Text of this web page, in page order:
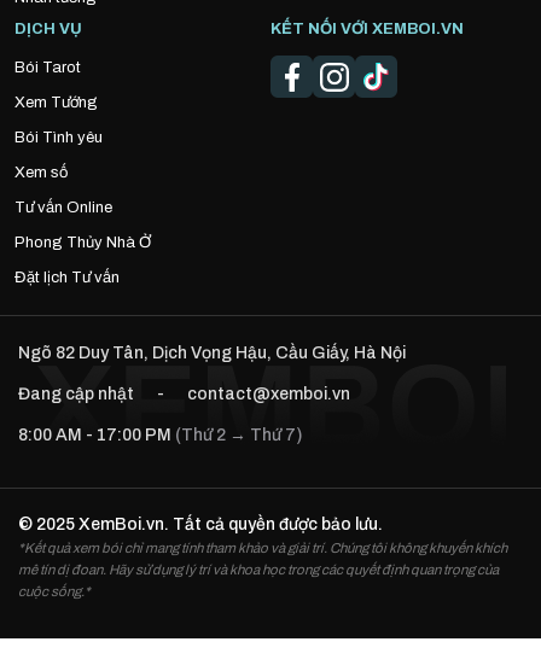
DỊCH VỤ
Bói Tarot
Xem Tướng
Bói Tình yêu
Xem số
Tư vấn Online
Phong Thủy Nhà Ở
Đặt lịch Tư vấn
KẾT NỐI VỚI XEMBOI.VN
Ngõ 82 Duy Tân, Dịch Vọng Hậu, Cầu Giấy, Hà Nội
Đang cập nhật - contact@xemboi.vn
8:00 AM - 17:00 PM (Thứ 2 → Thứ 7)
© 2025 XemBoi.vn. Tất cả quyền được bảo lưu.
*Kết quả xem bói chỉ mang tính tham khảo và giải trí. Chúng tôi không khuyến khích
mê tín dị đoan. Hãy sử dụng lý trí và khoa học trong các quyết định quan trọng của
cuộc sống.*